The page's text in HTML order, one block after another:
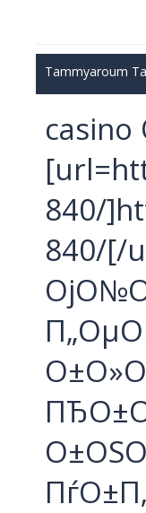
Tammyaroum
840/
840/[/